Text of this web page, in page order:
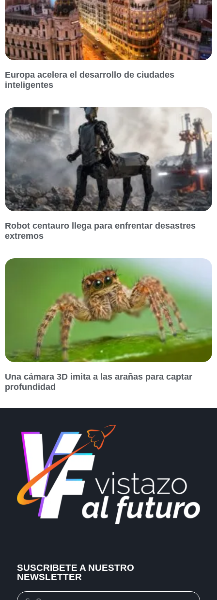
Europa acelera el desarrollo de ciudades
inteligentes
Robot centauro llega para enfrentar desastres
extremos
Una cámara 3D imita a las arañas para captar
profundidad
SUSCRIBETE A NUESTRO
NEWSLETTER